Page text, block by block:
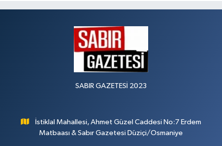
SABIR GAZETESİ 2023
İstiklal Mahallesi, Ahmet Güzel Caddesi No:7 Erdem
Matbaası & Sabır Gazetesi Düziçi/Osmaniye